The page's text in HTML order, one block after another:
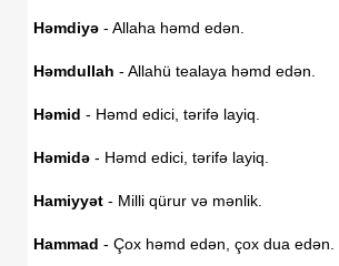
Həmdiyə - Allaha həmd edən.
Həmdullah - Allahü tealaya həmd edən.
Həmid - Həmd edici, tərifə layiq.
Həmidə - Həmd edici, tərifə layiq.
Hamiyyət - Milli qürur və mənlik.
Hammad - Çox həmd edən, çox dua edən.